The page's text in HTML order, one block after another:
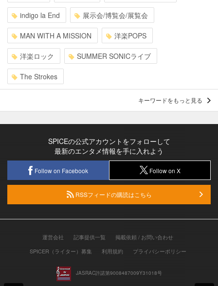
indigo la End 展示会/博覧会/展覧会
MAN WITH A MISSION 洋楽POPS
洋楽ロック SUMMER SONICライブ
The Strokes
キーワードをもっと見る
SPICEの公式アカウントをフォローして
最新のエンタメ情報を手に入れよう
Follow on Facebook Follow on X
RSSフィードの購読はこちら
運営会社 記事提供一覧
掲載依頼 / お問い合わせ
SPICER（ライター）募集
利用規約 プライバシーポリシー
JASRAC許諾第9008487009Y31018号